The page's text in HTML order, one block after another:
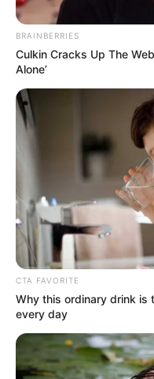
LUIS ALFREDO
Garavito casi
reconocido
niño: se salvó
BRAINBERRIES
Culkin Cracks Up The
Alone’
CTA FAVORITE
Why this ordinary drink is
every day